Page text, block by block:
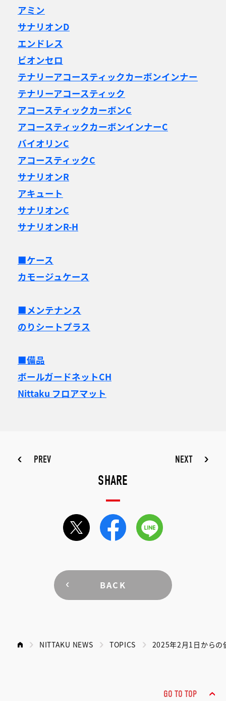
アミン
サナリオンD
エンドレス
ビオンセロ
テナリーアコースティックカーボンインナー
テナリーアコースティック
アコースティックカーボンC
アコースティックカーボンインナーC
バイオリンC
アコースティックC
サナリオンR
アキュート
サナリオンC
サナリオンR-H
■ケース
カモージュケース
■メンテナンス
のりシートプラス
■備品
ボールガードネットCH
Nittaku フロアマット
PREV NEXT
SHARE
BACK
NITTAKU NEWS TOPICS 2025年2月1日からの
GO TO TOP